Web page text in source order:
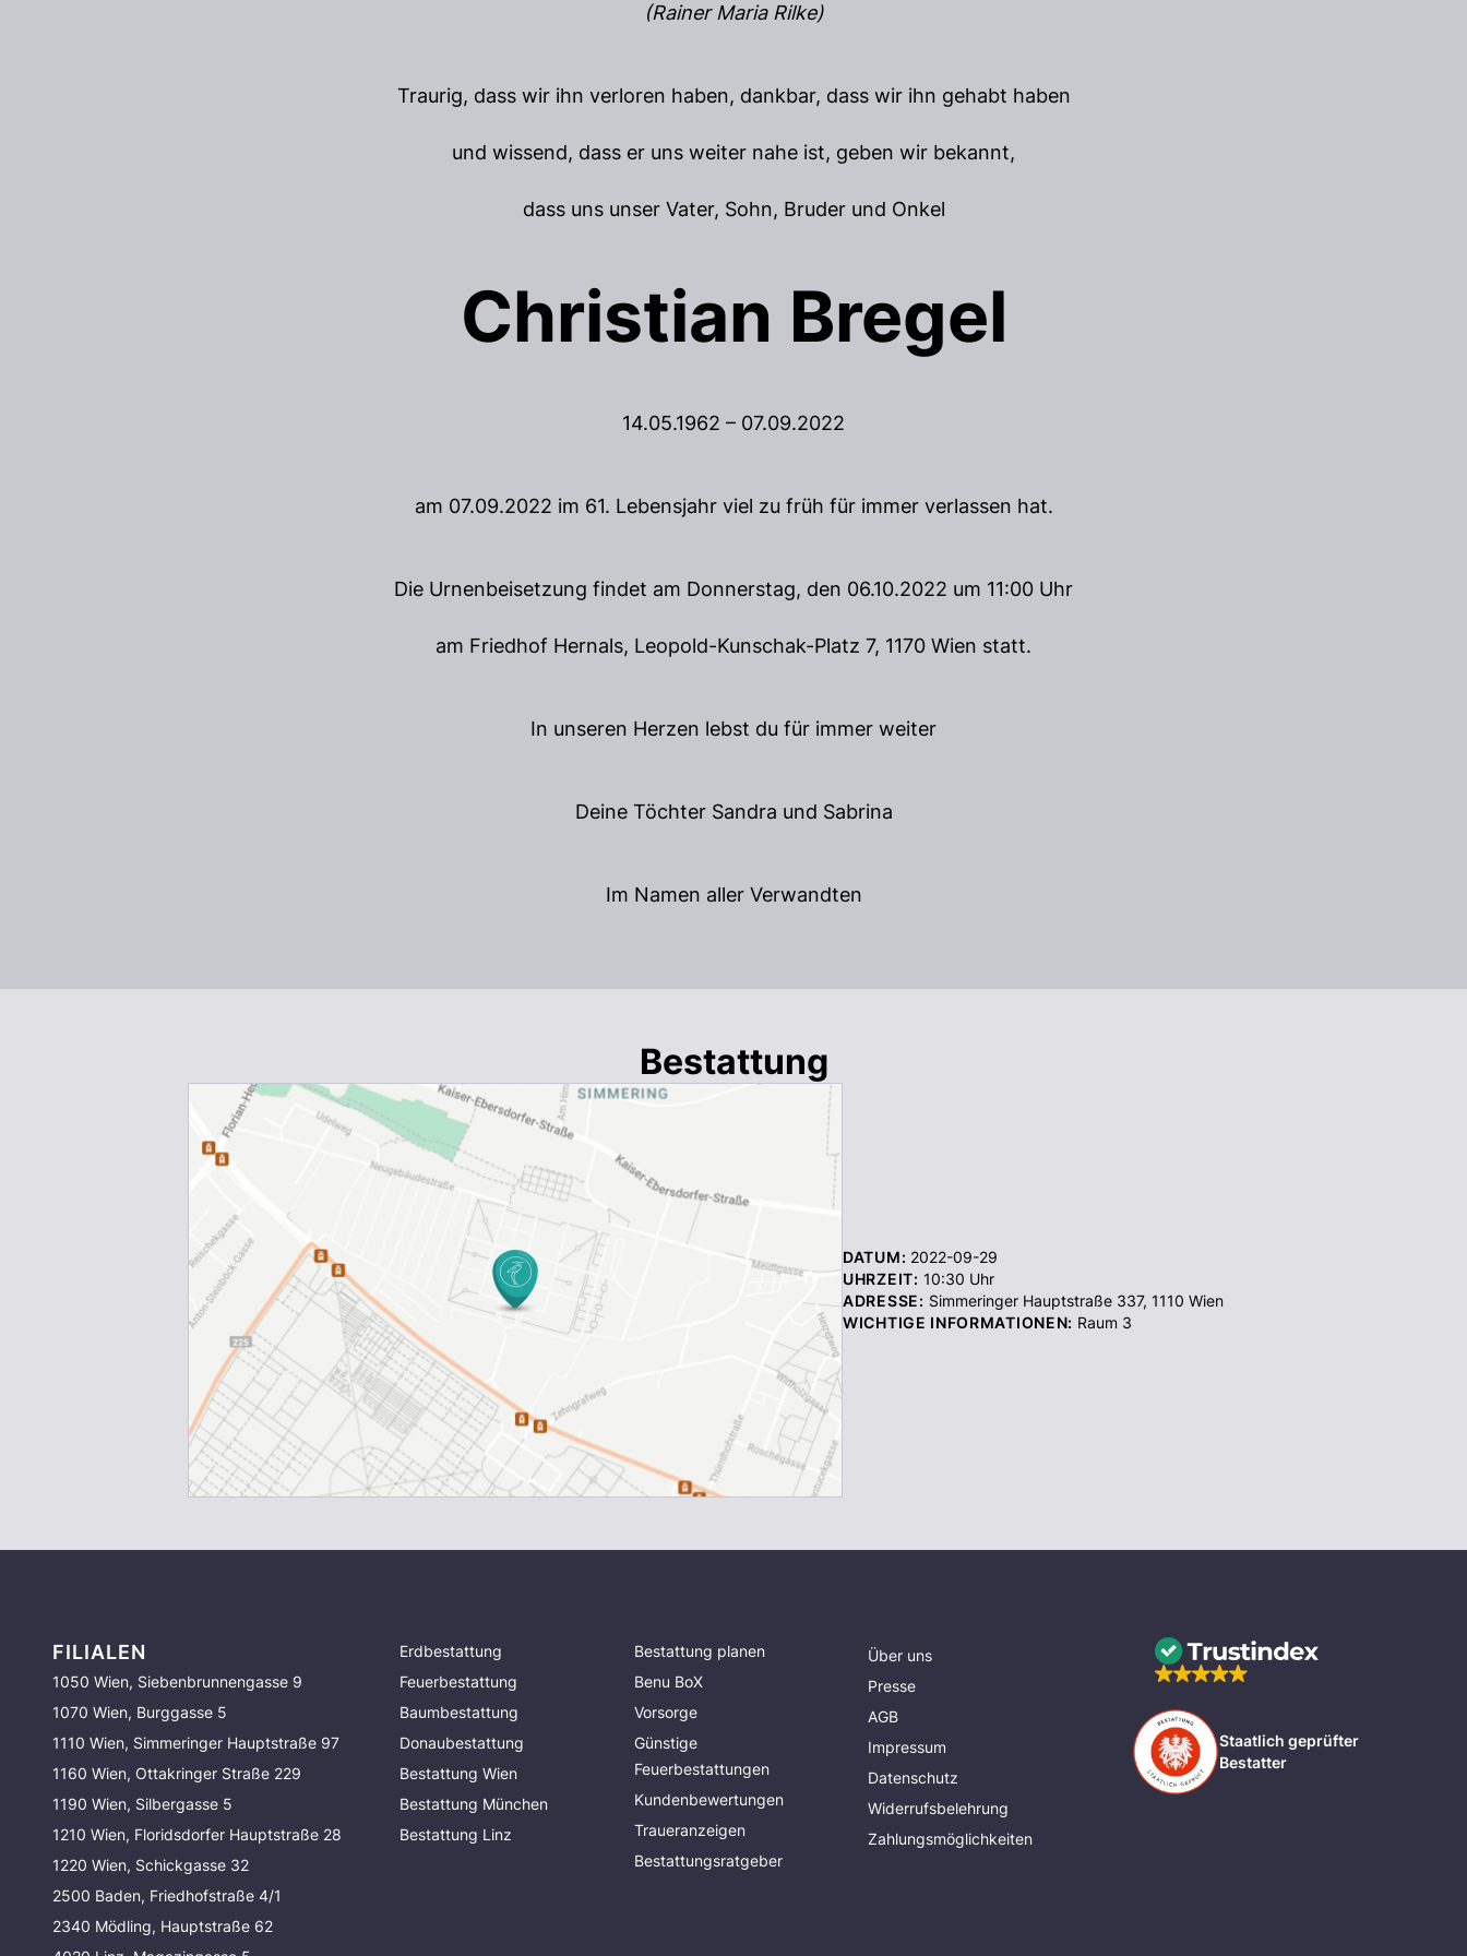
(Rainer Maria Rilke)
Traurig, dass wir ihn verloren haben, dankbar, dass wir ihn gehabt haben
und wissend, dass er uns weiter nahe ist, geben wir bekannt,
dass uns unser Vater, Sohn, Bruder und Onkel
Christian Bregel
14.05.1962 – 07.09.2022
am 07.09.2022 im 61. Lebensjahr viel zu früh für immer verlassen hat.
Die Urnenbeisetzung findet am Donnerstag, den 06.10.2022 um 11:00 Uhr
am Friedhof Hernals, Leopold-Kunschak-Platz 7, 1170 Wien statt.
In unseren Herzen lebst du für immer weiter
Deine Töchter Sandra und Sabrina
Im Namen aller Verwandten
Bestattung
DATUM: 2022-09-29
UHRZEIT: 10:30 Uhr
ADRESSE: Simmeringer Hauptstraße 337, 1110 Wien
WICHTIGE INFORMATIONEN: Raum 3
FILIALEN
1050 Wien, Siebenbrunnengasse 9
1070 Wien, Burggasse 5
1110 Wien, Simmeringer Hauptstraße 97
1160 Wien, Ottakringer Straße 229
1190 Wien, Silbergasse 5
1210 Wien, Floridsdorfer Hauptstraße 28
1220 Wien, Schickgasse 32
2500 Baden, Friedhofstraße 4/1
2340 Mödling, Hauptstraße 62
Erdbestattung
Feuerbestattung
Baumbestattung
Donaubestattung
Bestattung Wien
Bestattung München
Bestattung Linz
Bestattung planen
Benu BoX
Vorsorge
Günstige
Feuerbestattungen
Kundenbewertungen
Traueranzeigen
Bestattungsratgeber
Über uns
Presse
AGB
Impressum
Datenschutz
Widerrufsbelehrung
Zahlungsmöglichkeiten
Staatlich geprüfter
Bestatter